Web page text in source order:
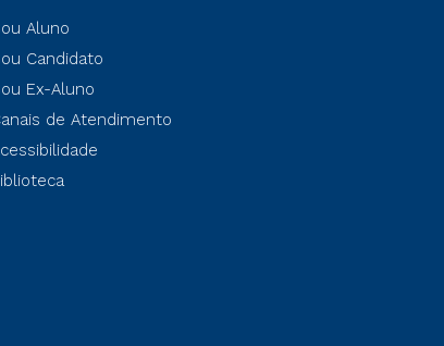
Aluno
Candidato
Ex-Aluno
de Atendimento